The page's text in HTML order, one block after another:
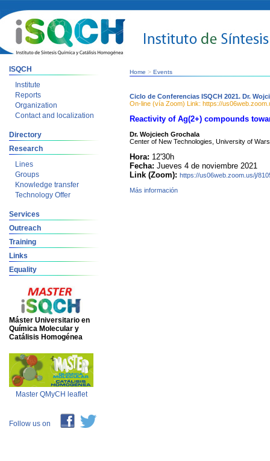
ISQCH
Institute
Reports
Organization
Contact and localization
Directory
Research
Lines
Groups
Knowledge transfer
Technology Offer
Services
Outreach
Training
Links
Equality
Máster Universitario en
Química Molecular y
Catálisis Homogénea
Master QMyCH leaflet
Follow us on
Home > Events
Ciclo de Conferencias ISQCH 2021. Dr.
On-line (vía Zoom) Link: https://
Reactivity of Ag(2+) compounds
Dr. Wojciech Grochala
Center of New Technologies, University of
Hora: 12'30h
Fecha: Jueves 4 de noviembre 2021
Link (Zoom): https://us06web.zoom.us/j/
Más información